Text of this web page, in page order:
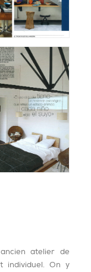
atelier de
individuel. On y